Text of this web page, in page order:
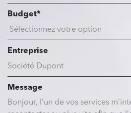
Budget*
Entreprise
Message